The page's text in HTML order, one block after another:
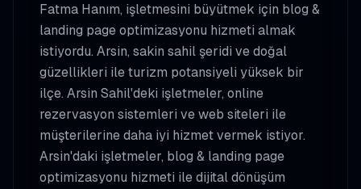
Fatma Hanım, işletmesini büyütmek için blog &
landing page optimizasyonu hizmeti almak
istiyordu. Arsin, sakin sahil şeridi ve doğal
güzellikleri ile turizm potansiyeli yüksek bir
ilçe. Arsin Sahil'deki işletmeler, online
rezervasyon sistemleri ve web siteleri ile
müşterilerine daha iyi hizmet vermek istiyor.
Arsin'daki işletmeler, blog & landing page
optimizasyonu hizmeti ile dijital dönüşüm